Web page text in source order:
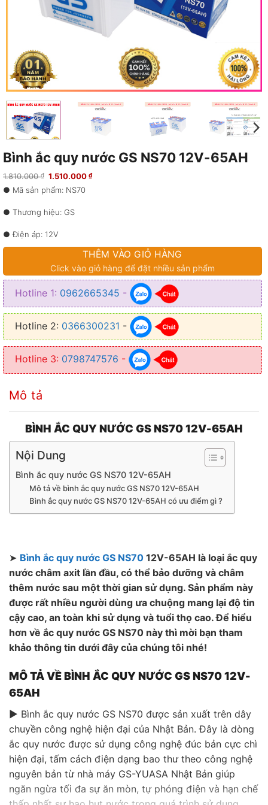
Bình ắc quy nước GS NS70 12V-65AH
1.810.000₫
Giá
là:
1.510.000 ₫Giá
● Mã sản phẩm: NS70
● Thương hiệu: GS
● Điện áp: 12V
● Kích thước (Dài x Rộng x Cao): 260 x 173 x 225 (mm)
● Loại bình: Ắc quy nước
● Trọng lượng axit: 5 lít
● Vật liệu làm vỏ bình: Nhựa PP
● Xuất xứ: Việt Nam
● Thời gian bảo hành: 6 tháng
THÊM VÀO GIỎ HÀNG
Click vào giỏ hàng để đặt nhiều sản phẩm
Hotline 1: 0962665345 -
Hotline 2: 0366300231 -
Hotline 3: 0798747576 -
Mô tả
BÌNH ẮC QUY NƯỚC GS NS70 12V-65AH
Nội Dung
Bình ắc quy nước GS NS70 12V-65AH
Mô tả về bình ắc quy nước GS NS70 12V-65AH
Bình ắc quy nước GS NS70 12V-65AH có ưu điểm gì ?
➤ Bình ắc quy nước GS NS70 12V-65AH là loại ắc quy
nước châm axit lần đầu, có thể bảo dưỡng và châm
thêm nước sau một thời gian sử dụng. Sản phẩm này
được rất nhiều người dùng ưa chuộng mang lại độ tin
cậy cao, an toàn khi sử dụng và tuổi thọ cao. Để hiểu
hơn về ắc quy nước GS NS70 này thì mời bạn tham
khảo thông tin dưới đây của chúng tôi nhé!
MÔ TẢ VỀ BÌNH ẮC QUY NƯỚC GS NS70 12V-
65AH
▶ Bình ắc quy nước GS NS70 được sản xuất trên dây
chuyền công nghệ hiện đại của Nhật Bản. Đây là dòng
ắc quy nước được sử dụng công nghệ đúc bản cực chì
hiện đại, tấm cách điện dạng bao thư theo công nghệ
nguyên bản từ nhà máy GS-YUASA Nhật Bản giúp
ngăn ngừa tối đa sự ăn mòn, tự phóng điện và hạn chế